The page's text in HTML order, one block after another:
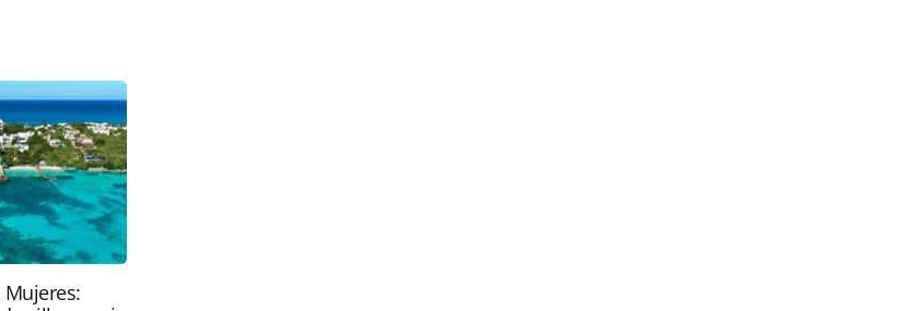
2016/07/aluguel-de-imovel-
ou as ferramentas oferecidas na
Editora é protegido pela legislação
conteúdo sem autorização da
Mujeres: